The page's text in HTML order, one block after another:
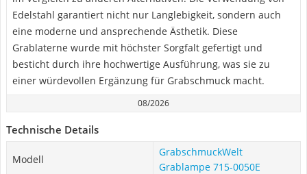
Edelstahl garantiert nicht nur Langlebigkeit, sondern auch
eine moderne und ansprechende Ästhetik. Diese
Grablaterne wurde mit höchster Sorgfalt gefertigt und
besticht durch ihre hochwertige Ausführung, was sie zu
einer würdevollen Ergänzung für Grabschmuck macht.
08/2026
Technische Details
Modell
GrabschmuckWelt
Grablampe 715-0050E